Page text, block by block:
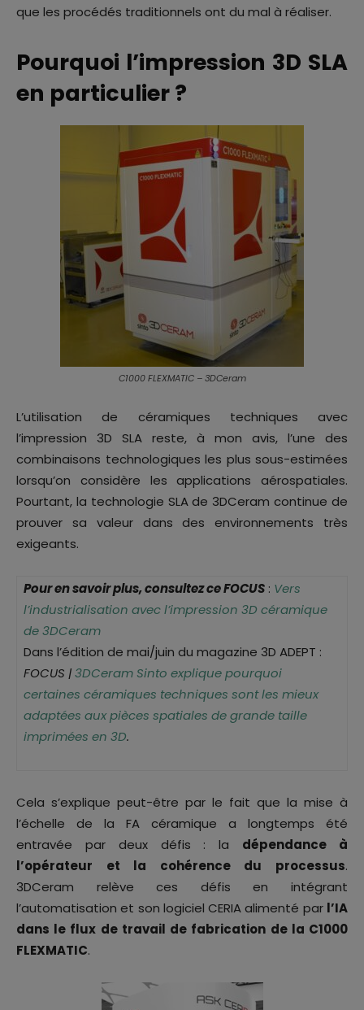
que les procédés traditionnels ont du mal à réaliser.
Pourquoi l’impression 3D SLA
en particulier ?
C1000 FLEXMATIC – 3DCeram
L’utilisation de céramiques techniques avec
l’impression 3D SLA reste, à mon avis, l’une des
combinaisons technologiques les plus sous-estimées
lorsqu’on considère les applications aérospatiales.
Pourtant, la technologie SLA de 3DCeram continue de
prouver sa valeur dans des environnements très
exigeants.
Pour en savoir plus, consultez ce FOCUS : Vers
l’industrialisation avec l’impression 3D céramique
de 3DCeram
Dans l’édition de mai/juin du magazine 3D ADEPT :
FOCUS |3DCeram Sinto explique pourquoi
certaines céramiques techniques sont les mieux
adaptées aux pièces spatiales de grande taille
imprimées en 3D.
Cela s’explique peut-être par le fait que la mise à
l’échelle de la FA céramique a longtemps été
entravée par deux défis : la dépendance à
l’opérateur et la cohérence du processus.
3DCeram relève ces défis en intégrant
l’automatisation et son logiciel CERIA alimenté par l’IA
dans le flux de travail de fabrication de la C1000
FLEXMATIC.